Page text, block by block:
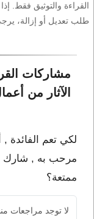
القراءة والتوثيق فقط.
طلب تعديل أو إزالة،
مشاركات
الآثار من
لكي تعم الفائدة ,
مرحب به , شارك
ممتعة؟
لا توجد مراجعات